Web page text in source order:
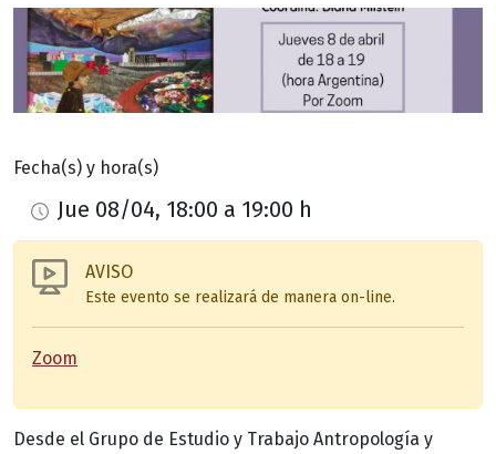
Fecha(s) y hora(s)
Jue 08/04, 18:00 a 19:00 h
AVISO
Este evento se realizará de manera on-line.
Zoom
Desde el Grupo de Estudio y Trabajo Antropología y